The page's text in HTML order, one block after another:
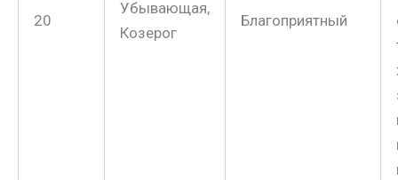
20
Убывающая,
Козерог
Благоприятный